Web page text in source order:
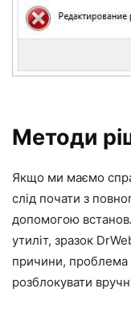
Методи
Якщо ми маємо
слід почати з
допомогою
утиліт, зразок
причини, проблема
розблокувати